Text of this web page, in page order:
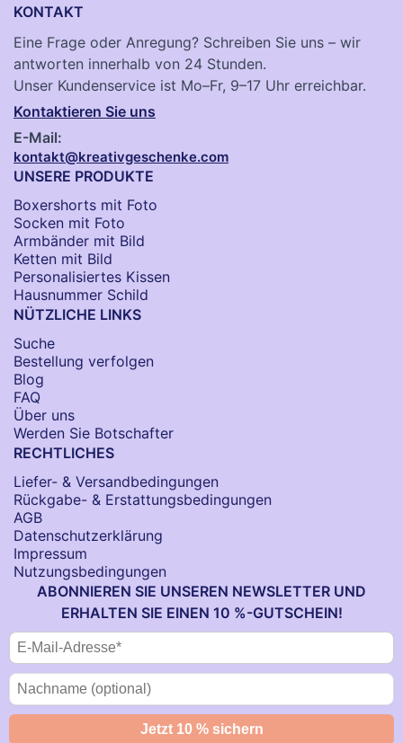
KONTAKT
Eine Frage oder Anregung? Schreiben Sie uns – wir
antworten innerhalb von 24 Stunden.
Unser Kundenservice ist Mo–Fr, 9–17 Uhr erreichbar.
Kontaktieren Sie uns
E-Mail:
kontakt@kreativgeschenke.com
UNSERE PRODUKTE
Boxershorts mit Foto
Socken​ mit Foto
Armbänder mit Bild​
Ketten mit Bild
Personalisiertes Kissen
Hausnummer Schild
NÜTZLICHE LINKS
Suche
Bestellung verfolgen
Blog
FAQ
Über uns
Werden Sie Botschafter
RECHTLICHES
Liefer- & Versandbedingungen
Rückgabe- & Erstattungsbedingungen
AGB
Datenschutzerklärung
Impressum
Nutzungsbedingungen
ABONNIEREN SIE UNSEREN NEWSLETTER UND
ERHALTEN SIE EINEN 10 %-GUTSCHEIN!